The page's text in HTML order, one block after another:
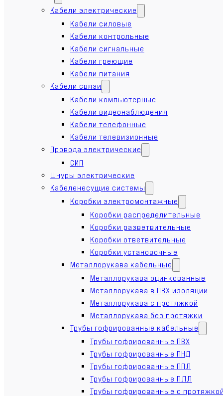
Кабели электрические
Кабели силовые
Кабели контрольные
Кабели сигнальные
Кабели греющие
Кабели питания
Кабели связи
Кабели компьютерные
Кабели видеонаблюдения
Кабели телефонные
Кабели телевизионные
Провода электрические
СИП
Шнуры электрические
Кабеленесущие системы
Коробки электромонтажные
Коробки распределительные
Коробки разветвительные
Коробки ответвительные
Коробки установочные
Металлорукава кабельные
Металлорукава оцинкованные
Металлорукава в ПВХ изоляции
Металлорукава с протяжкой
Металлорукава без протяжки
Трубы гофрированные кабельные
Трубы гофрированные ПВХ
Трубы гофрированные ПНД
Трубы гофрированные ППЛ
Трубы гофрированные ПЛЛ
Трубы гофрированные с